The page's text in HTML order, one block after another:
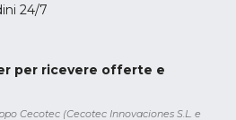
24/7
per ricevere offerte e
Cecotec (Cecotec Innovaciones S.L. e